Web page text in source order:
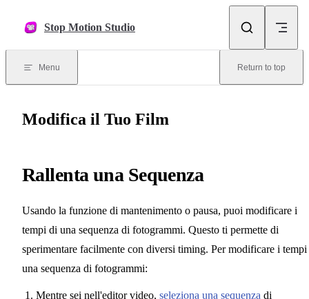
Stop Motion Studio
Menu Return to top
Modifica il Tuo Film
Rallenta una Sequenza
Usando la funzione di mantenimento o pausa, puoi modificare i
tempi di una sequenza di fotogrammi. Questo ti permette di
sperimentare facilmente con diversi timing. Per modificare i
una sequenza di fotogrammi:
Mentre sei nell'editor video, seleziona una sequenza di